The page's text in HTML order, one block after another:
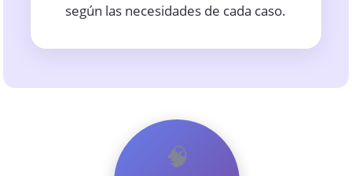
según las necesidades de cada caso.
🧠